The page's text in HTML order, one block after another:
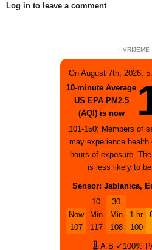
Log in to leave a comment
- VRIJEME
On August 7th, 2026,
10-minute Average
US EPA PM2.5
(AQI) is now
101-150: Members of
may experience
hours of exposure.
is less likely to be
Sensor: Jablanica,
Now
107
10
Min
117
30
Min
108
1 hr
100
🌡 A B ✓100%